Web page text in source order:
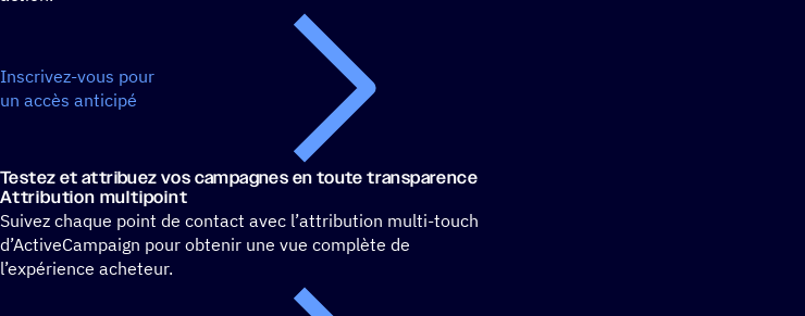
Inscrivez-vous pour
un accès anticipé
Testez et attri­buez vos campagnes en toute transparence
Attri­bu­tion multipoint
Suivez chaque point de contact avec l’attribution multi-touch
d’ActiveCampaign pour obtenir une vue complète de
l’expérience acheteur.